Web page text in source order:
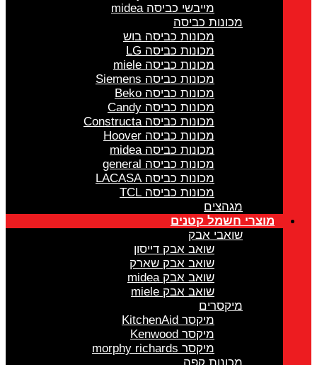
מייבשי כביסה midea
מכונות כביסה
מכונות כביסה בוש
מכונות כביסה LG
מכונות כביסה miele
מכונות כביסה Siemens
מכונות כביסה Beko
מכונות כביסה Candy
מכונות כביסה Constructa
מכונות כביסה Hoover
מכונות כביסה midea
מכונות כביסה general
מכונות כביסה LACASA
מכונות כביסה TCL
מגהצים
מוצרי חשמל קטנים
שואבי אבק
שואב אבק דייסון
שואב אבק שארק
שואב אבק midea
שואב אבק miele
מיקסרים
מיקסר KitchenAid
מיקסר Kenwood
מיקסר morphy richards